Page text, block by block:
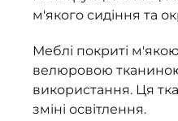
м'якого сидіння та
Меблі покриті
велюровою
використання. Ця
зміні освітлення.